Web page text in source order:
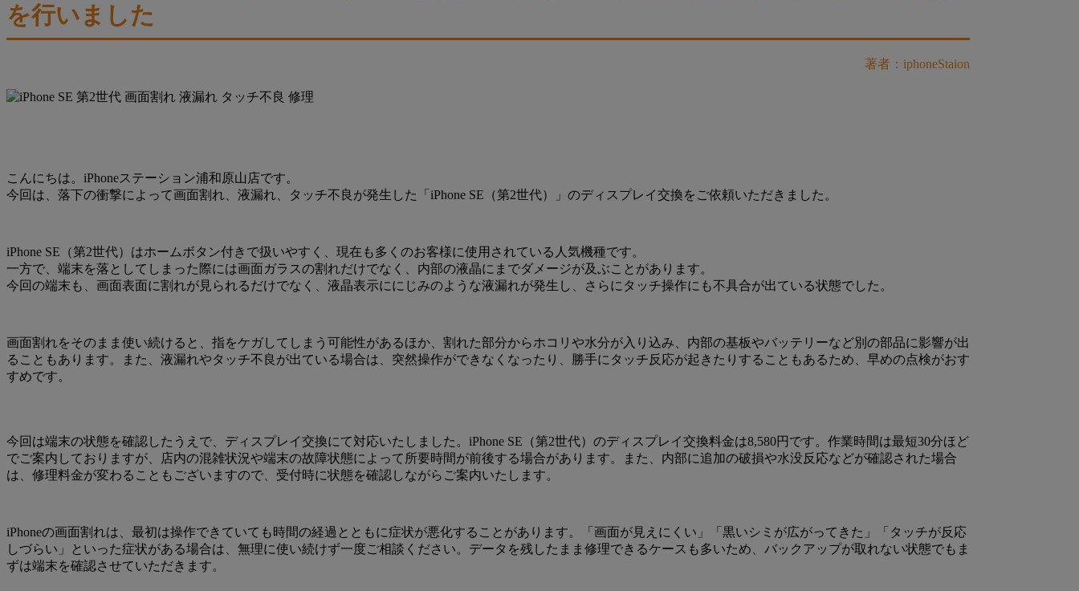
を行いました
著者：iphoneStaion
こんにちは。iPhoneステーション浦和原山店です。
今回は、落下の衝撃によって画面割れ、液漏れ、タッチ不良が発生した「iPhone SE（第2世代）」のディスプレイ交換をご依頼いただきました。
iPhone SE（第2世代）はホームボタン付きで扱いやすく、現在も多くのお客様に使用されている人気機種です。
一方で、端末を落としてしまった際には画面ガラスの割れだけでなく、内部の液晶にまでダメージが及ぶことがあります。
今回の端末も、画面表面に割れが見られるだけでなく、液晶表示ににじみのような液漏れが発生し、さらにタッチ操作にも不具合が出ている状態でした。
画面割れをそのまま使い続けると、指をケガしてしまう可能性があるほか、割れた部分からホコリや水分が入り込み、内部の基板やバッテリーなど別の部品に影響が出
ることもあります。また、液漏れやタッチ不良が出ている場合は、突然操作ができなくなったり、勝手にタッチ反応が起きたりすることもあるため、早めの点検がおす
すめです。
今回は端末の状態を確認したうえで、ディスプレイ交換にて対応いたしました。iPhone SE（第2世代）のディスプレイ交換料金は8,580円です。作業時間は最短30分ほど
でご案内しておりますが、店内の混雑状況や端末の故障状態によって所要時間が前後する場合があります。また、内部に追加の破損や水没反応などが確認された場合
は、修理料金が変わることもございますので、受付時に状態を確認しながらご案内いたします。
iPhoneの画面割れは、最初は操作できていても時間の経過とともに症状が悪化することがあります。「画面が見えにくい」「黒いシミが広がってきた」「タッチが反応
しづらい」といった症状がある場合は、無理に使い続けず一度ご相談ください。データを残したまま修理できるケースも多いため、バックアップが取れない状態でもま
ずは端末を確認させていただきます。